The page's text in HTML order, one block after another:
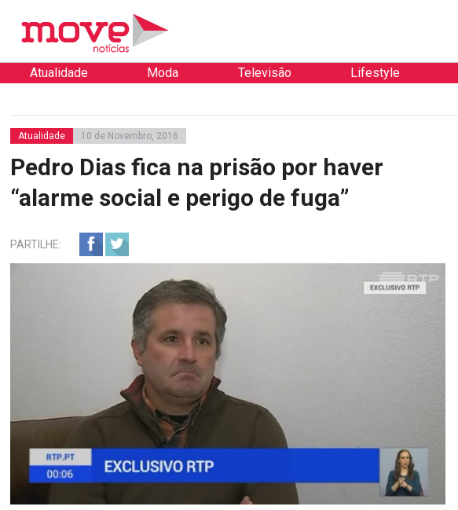
Atualidade Moda Televisão Lifestyle
Atualidade 10 de Novembro, 2016
Pedro Dias fica na prisão por haver
“alarme social e perigo de fuga”
PARTILHE: